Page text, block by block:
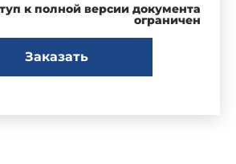
к полной версии документа
ограничен
Заказать